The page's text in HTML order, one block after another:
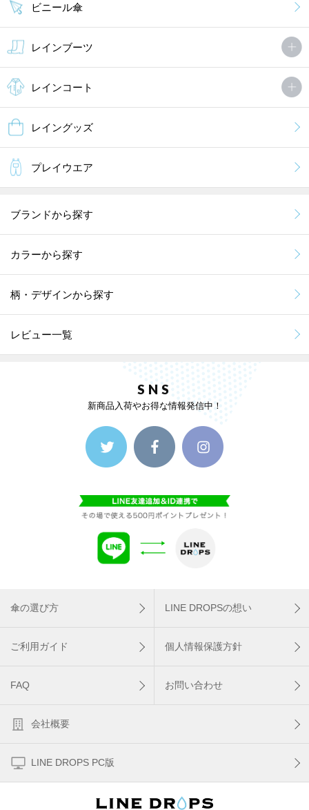
ビニール傘
レインブーツ
レインコート
レイングッズ
プレイウエア
ブランドから探す
カラーから探す
柄・デザインから探す
レビュー一覧
SNS
新商品入荷やお得な情報発信中！
傘の選び方 LINE DROPSの想い
ご利用ガイド 個人情報保護方針
FAQ お問い合わせ
会社概要
LINE DROPS PC版